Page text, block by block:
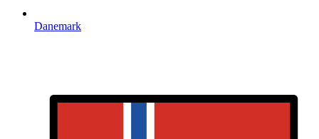
Danemark